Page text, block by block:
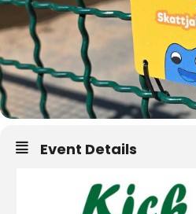
Event Details